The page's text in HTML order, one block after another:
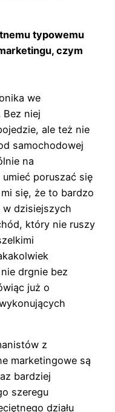
typowemu
czym
we
Bez niej
ale też nie
samochodowej
na
poruszać się
się, że to bardzo
dzisiejszych
który nie ruszy
drgnie bez
już o
z
marketingowe są
bardziej
szeregu
działu